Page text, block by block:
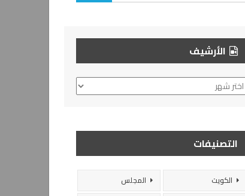
الأرشيف
التصنيفات
الكويت
المجلس